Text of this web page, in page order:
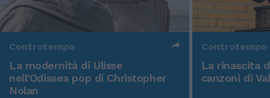
Controtempo
La modernità di Ulisse
nell'Odissea pop di Christopher
Nolan
Controtempo
La rinascita
canzoni di